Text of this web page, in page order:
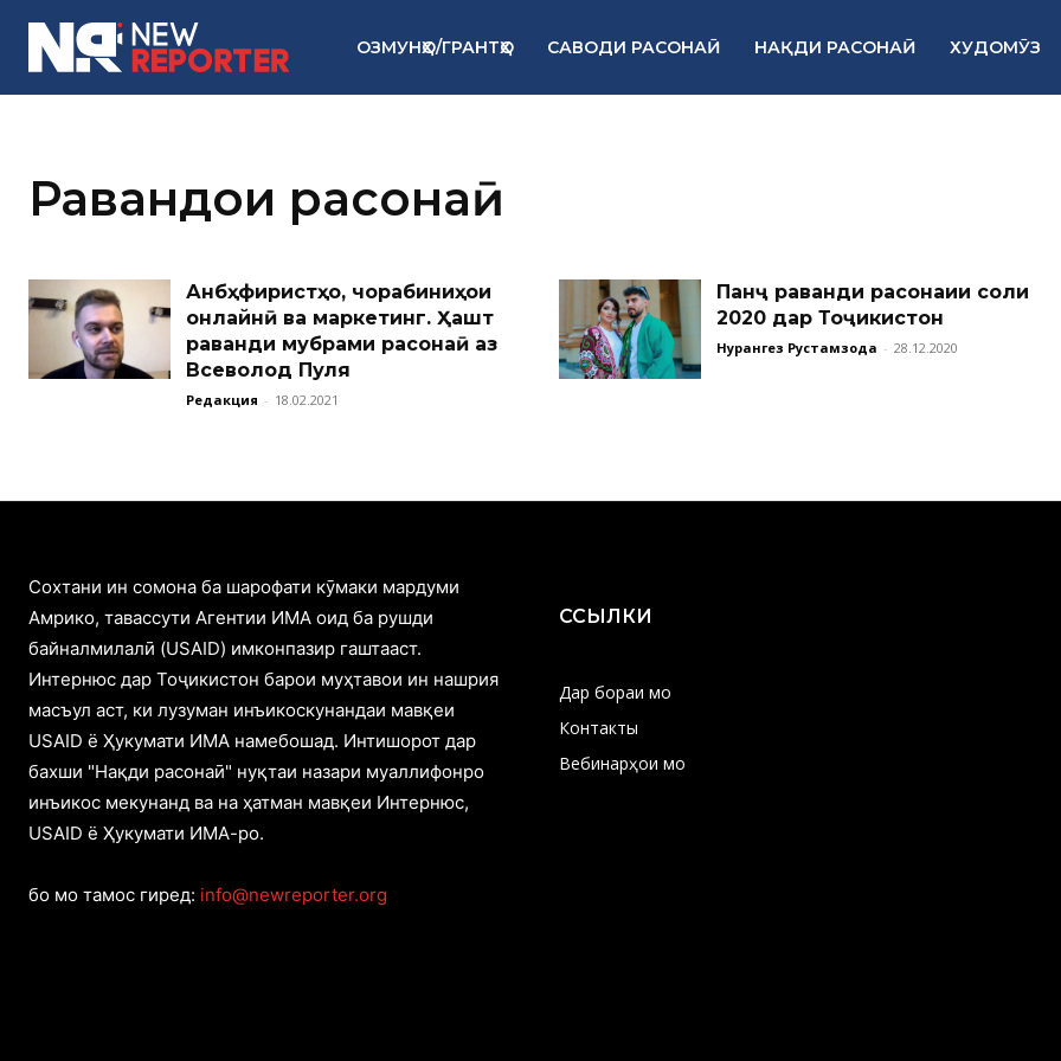
ОЗМУНҲО/ГРАНТҲО САВОДИ РАСОНАӢ НАҚДИ РАСОНАӢ ХУДОМӮЗ
Равандҳои расонаӣ
Анбӯҳфиристҳо, чорабиниҳои
онлайнӣ ва маркетинг. Ҳашт
раванди мубрами расонаӣ аз
Всеволод Пуля
Редакция - 18.02.2021
Панҷ раванди расонаии соли
2020 дар Тоҷикистон
Нурангез Рустамзода - 28.12.2020
Cохтани ин сомона ба шарофати кӯмаки мардуми
Амрико, тавассути Агентии ИМА оид ба рушди
байналмилалӣ (USAID) имконпазир гаштааст.
Интернюс дар Тоҷикистон барои муҳтавои ин нашрия
масъул аст, ки лузуман инъикоскунандаи мавқеи
USAID ё Ҳукумати ИМА намебошад. Интишорот дар
бахши "Нақди расонаӣ" нуқтаи назари муаллифонро
инъикос мекунанд ва на ҳатман мавқеи Интернюс,
USAID ё Ҳукумати ИМА-ро.
бо мо тамос гиред: info@newreporter.org
ССЫЛКИ
Дар бораи мо
Контакты
Вебинарҳои мо